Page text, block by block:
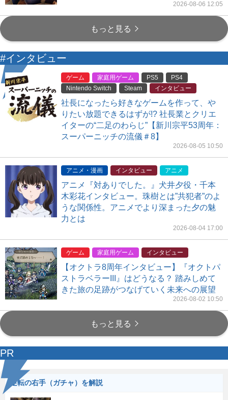
2026-08-06 12:05
もっと見る
#インタビュー
ゲーム 家庭用ゲーム PS5
PS4
Nintendo Switch
Steam インタビュー
社長になったら好きなゲームを作って、や
りたい放題できるはずが!? 社長業とクリエ
イターの“二足のわらじ”【新川宗平53周年：
スーパーニッチの流儀＃8】
2026-08-05 10:50
アニメ・漫画 インタビュー アニメ
アニメ『対ありでした。』犬井夕役・千本
木彩花インタビュー。珠樹とは”共犯者”のよ
うな関係性。アニメでより深まった夕の魅
力とは
2026-08-04 17:00
ゲーム 家庭用ゲーム インタビュー
【オクトラ8周年インタビュー】『オクトパ
ストラベラーIII』はどうなる？ 踏みしめて
きた旅の足跡がつなげていく未来への展望
2026-08-02 10:50
もっと見る
PR
逆転の右手（ガチャ）を解説